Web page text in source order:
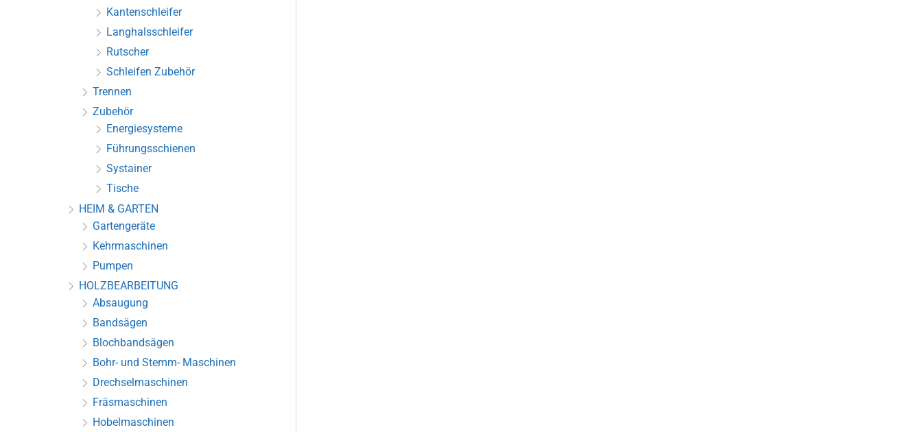
Kantenschleifer
Langhalsschleifer
Rutscher
Schleifen Zubehör
Trennen
Zubehör
Energiesysteme
Führungsschienen
Systainer
Tische
HEIM & GARTEN
Gartengeräte
Kehrmaschinen
Pumpen
HOLZBEARBEITUNG
Absaugung
Bandsägen
Blochbandsägen
Bohr- und Stemm- Maschinen
Drechselmaschinen
Fräsmaschinen
Hobelmaschinen